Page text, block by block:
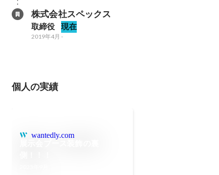
株式会社スペックス
取締役 現在
2019年4月 -
個人の実績
wantedly.com